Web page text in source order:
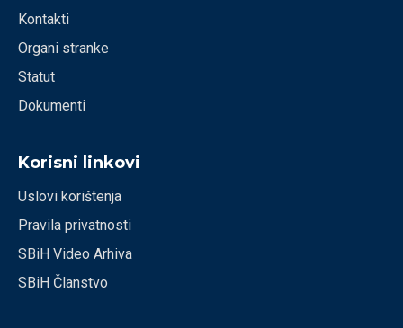
Kontakti
Organi stranke
Statut
Dokumenti
Korisni linkovi
Uslovi korištenja
Pravila privatnosti
SBiH Video Arhiva
SBiH Članstvo